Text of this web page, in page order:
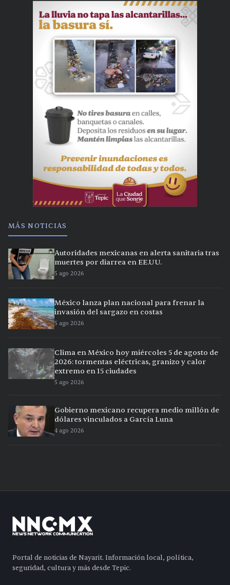
MÁS NOTICIAS
Autoridades mexicanas en alerta sanitaria tras
muertes por diarrea en EE.UU.
5 ago 2026
México lanza plan nacional para frenar la
invasión del sargazo en costas
5 ago 2026
Clima en México hoy miércoles 5 de agosto de
2026: tormentas eléctricas, granizo y calor
extremo en 15 ciudades
5 ago 2026
Gobierno mexicano recupera medio millón de
dólares vinculados a García Luna
4 ago 2026
Portal de noticias de Nayarit. Información local, política,
seguridad, cultura y más desde Tepic.